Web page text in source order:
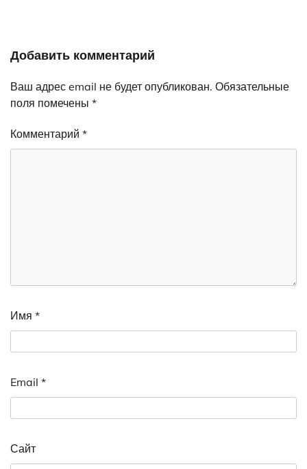
Добавить комментарий
Ваш адрес email не будет опубликован. Обязательные
поля помечены *
Комментарий *
Имя *
Email *
Сайт